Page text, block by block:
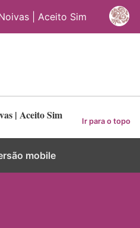
| Aceito Sim
| Aceito Sim Ir para o topo
mobile